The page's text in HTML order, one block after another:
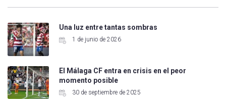
Una luz entre tantas sombras
1 de junio de 2026
El Málaga CF entra en crisis en el peor
momento posible
30 de septiembre de 2025